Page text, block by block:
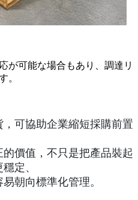
が可能な場合もあり、調達リ
。
可協助企業縮短採購前置
價值，不只是把產品裝起
定、
朝向標準化管理。